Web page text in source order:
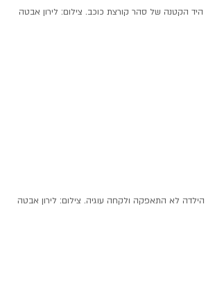
היד הקטנה של סהר קורצת כוכב. צילום: לירון אבטה
הילדה לא התאפקה ולקחה עוגיה. צילום: לירון אבטה